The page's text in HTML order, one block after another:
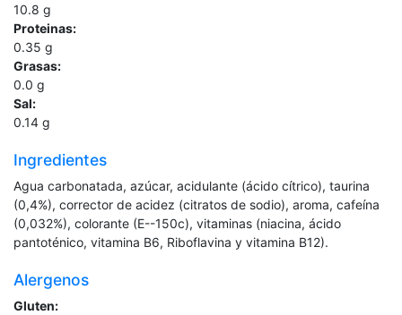
10.8 g
Proteinas:
0.35 g
Grasas:
0.0 g
Sal:
0.14 g
Ingredientes
Agua carbonatada, azúcar, acidulante (ácido cítrico), taurina
(0,4%), corrector de acidez (citratos de sodio), aroma, cafeína
(0,032%), colorante (E--150c), vitaminas (niacina, ácido
pantoténico, vitamina B6, Riboflavina y vitamina B12).
Alergenos
Gluten: